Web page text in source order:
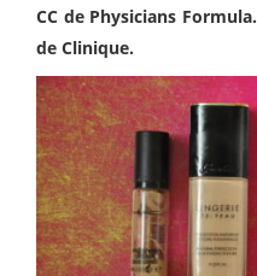
CC de Physicians Formula.
de Clinique.